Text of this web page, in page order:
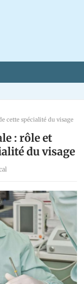
cette spécialité du visage
: rôle et
du visage